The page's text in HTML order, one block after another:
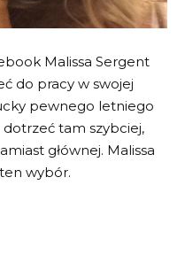
Malissa Sergent
do pracy w swojej
pewnego letniego
dotrzeć tam szybciej,
głównej. Malissa
wybór.